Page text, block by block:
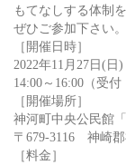
もてなしする体制
ぜひご参加下さい。
［開催日時］
2022年11月27日(日)
14:00～16:00（受付
［開催場所］
神河町中央公民館
〒679-3116 神崎
［料金］